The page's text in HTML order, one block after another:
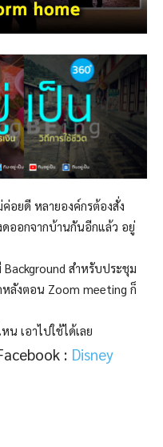
อยดี หลายองค์กรต้องสั่ง
ออกจากบ้านกันอีกแล้ว อยู่
สำหรับประชุม
หลังตอน Zoom meeting ก็
น เอาไปใช้ได้เลย
: Disney